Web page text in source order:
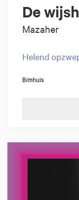
De
Mazaher
Helend
Bimhuis